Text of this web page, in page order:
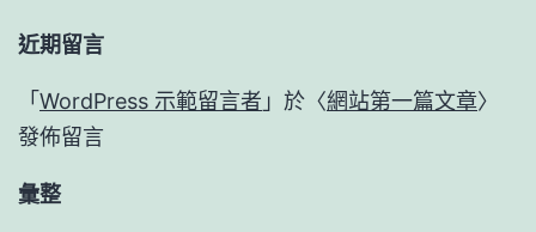
近期留言
「 WordPress 示範留言者 」於〈網站第一篇文章〉
發佈留言
彙整